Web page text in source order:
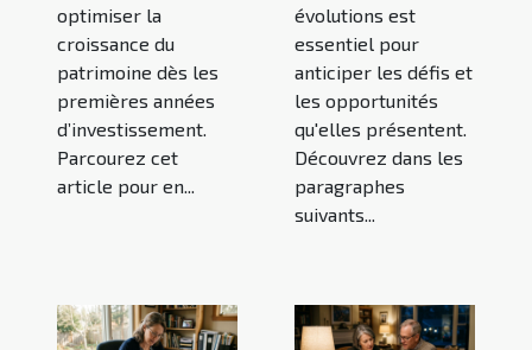
optimiser la
croissance du
patrimoine dès les
premières années
d’investissement.
Parcourez cet
article pour en...
évolutions est
essentiel pour
anticiper les défis et
les opportunités
qu'elles présentent.
Découvrez dans les
paragraphes
suivants...